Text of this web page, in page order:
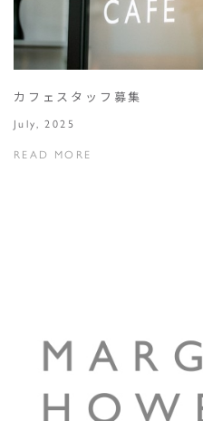
カフェスタッフ募集
July, 2025
READ MORE